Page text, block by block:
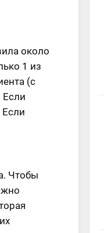
около
1 из
(с
Если
Чтобы